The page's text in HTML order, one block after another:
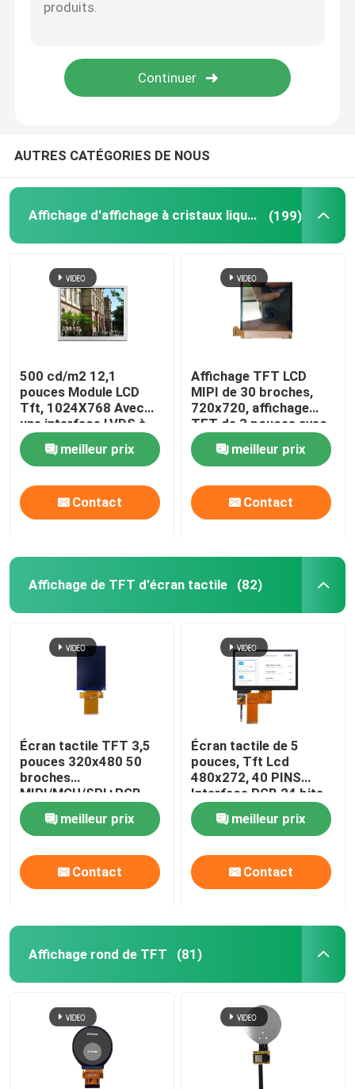
Module d'affichage d'affichage à cristaux liquides
Affichage numérique de LED
Écran tactile capacitif
AUTRES CATÉGORIES DE NOUS
Affichage d'affichage à cristaux liquides TFT (199)
500 cd/m2 12,1
pouces Module LCD
Tft, 1024X768 Avec
une interface LVDS à
20 broches
meilleur prix
Contact
Affichage TFT LCD
MIPI de 30 broches,
720x720, affichage
TFT de 3 pouces avec
angle de vue libre
meilleur prix
Contact
Affichage de TFT d'écran tactile (82)
Écran tactile TFT 3,5
pouces 320x480 50
broches
MIPI/MCU/SPI+RGB
meilleur prix
Contact
Écran tactile de 5
pouces, Tft Lcd
480x272, 40 PINS
Interface RGB 24 bits
350 CD/M2
meilleur prix
Contact
Affichage rond de TFT (81)